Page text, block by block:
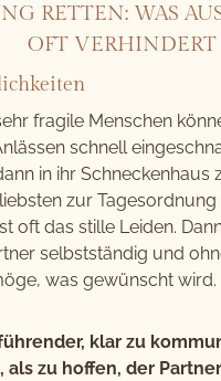
RETTEN: WAS
OFT VERHINDERT
fragile Menschen
schnell
in ihr Schneckenhaus
zur Tagesordnung
oft das stille Leiden.
selbstständig und
was gewünscht wird.
klar zu
als zu hoffen, der